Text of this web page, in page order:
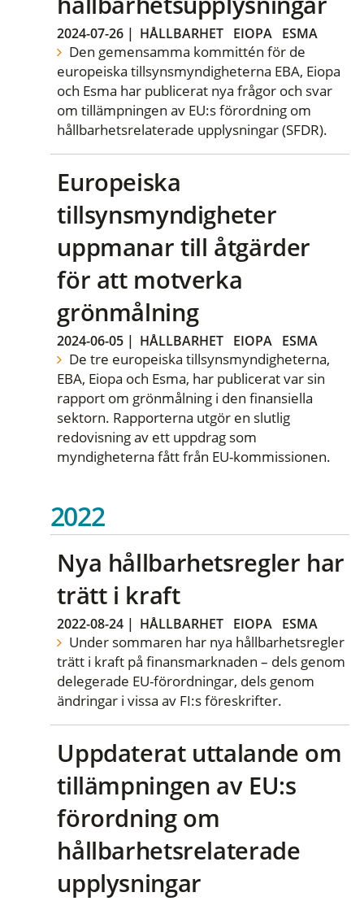
2024-07-26 | HÅLLBARHET EIOPA ESMA
Den gemensamma kommittén för de
europeiska tillsynsmyndigheterna EBA, Eiopa
och Esma har publicerat nya frågor och svar
om tillämpningen av EU:s förordning om
hållbarhetsrelaterade upplysningar (SFDR).
Europeiska
tillsynsmyndigheter
uppmanar till åtgärder
för att motverka
grönmålning
2024-06-05 | HÅLLBARHET EIOPA ESMA
De tre europeiska tillsynsmyndigheterna,
EBA, Eiopa och Esma, har publicerat var sin
rapport om grönmålning i den finansiella
sektorn. Rapporterna utgör en slutlig
redovisning av ett uppdrag som
myndigheterna fått från EU-kommissionen.
2022
Nya hållbarhetsregler har
trätt i kraft
2022-08-24 | HÅLLBARHET EIOPA ESMA
Under sommaren har nya hållbarhetsregler
trätt i kraft på finansmarknaden – dels genom
delegerade EU-förordningar, dels genom
ändringar i vissa av FI:s föreskrifter.
Uppdaterat uttalande om
tillämpningen av EU:s
förordning om
hållbarhetsrelaterade
upplysningar